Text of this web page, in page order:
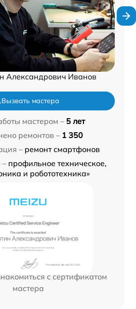
Александрович Иванов
Вызвать мастера
мастером – 5 лет
ремонтов – 1 350
– ремонт смартфонов
– профильное техническое,
и робототехника»
с сертификатом
мастера